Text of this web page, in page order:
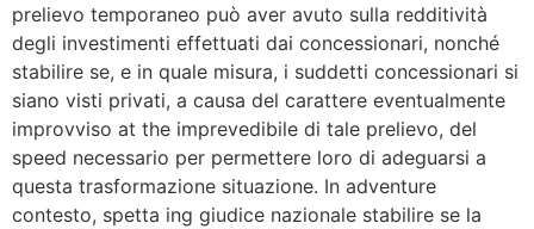
prelievo temporaneo può aver avuto sulla redditività
degli investimenti effettuati dai concessionari, nonché
stabilire se, e in quale misura, i suddetti concessionari si
siano visti privati, a causa del carattere eventualmente
improvviso at the imprevedibile di tale prelievo, del
speed necessario per permettere loro di adeguarsi a
questa trasformazione situazione. In adventure
contesto, spetta ing giudice nazionale stabilire se la